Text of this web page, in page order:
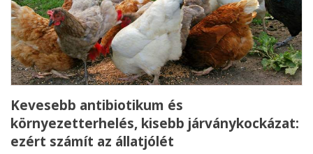
Kevesebb antibiotikum és
környezetterhelés, kisebb járványkockázat:
ezért számít az állatjólét